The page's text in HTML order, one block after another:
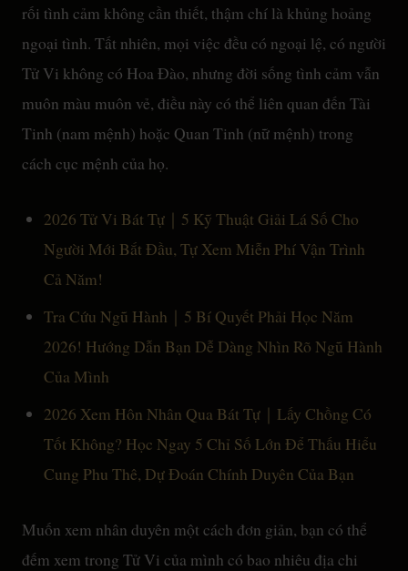
rối tình cảm không cần thiết, thậm chí là khủng hoảng
ngoại tình. Tất nhiên, mọi việc đều có ngoại lệ, có người
Tử Vi không có Hoa Đào, nhưng đời sống tình cảm vẫn
muôn màu muôn vẻ, điều này có thể liên quan đến Tài
Tinh (nam mệnh) hoặc Quan Tinh (nữ mệnh) trong
cách cục mệnh của họ.
2026 Tử Vi Bát Tự｜5 Kỹ Thuật Giải Lá Số Cho
Người Mới Bắt Đầu, Tự Xem Miễn Phí Vận Trình
Cả Năm!
Tra Cứu Ngũ Hành｜5 Bí Quyết Phải Học Năm
2026! Hướng Dẫn Bạn Dễ Dàng Nhìn Rõ Ngũ Hành
Của Mình
2026 Xem Hôn Nhân Qua Bát Tự｜Lấy Chồng Có
Tốt Không? Học Ngay 5 Chỉ Số Lớn Để Thấu Hiểu
Cung Phu Thê, Dự Đoán Chính Duyên Của Bạn
Muốn xem nhân duyên một cách đơn giản, bạn có thể
đếm xem trong Tử Vi của mình có bao nhiêu địa chi